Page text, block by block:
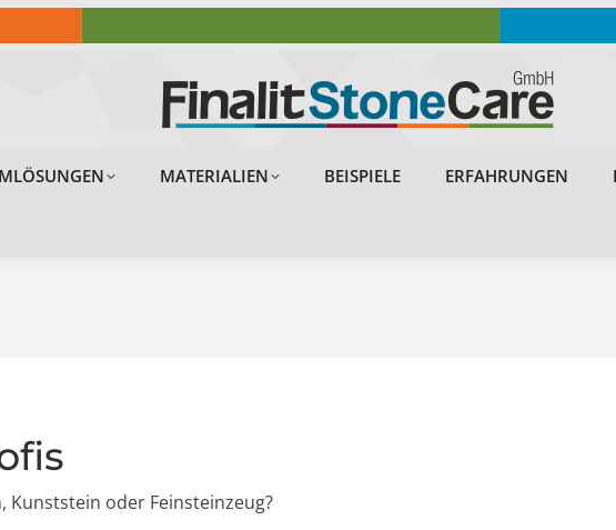
MATERIALIEN BEISPIELE ERFAHRUNGEN
oder Feinsteinzeug?